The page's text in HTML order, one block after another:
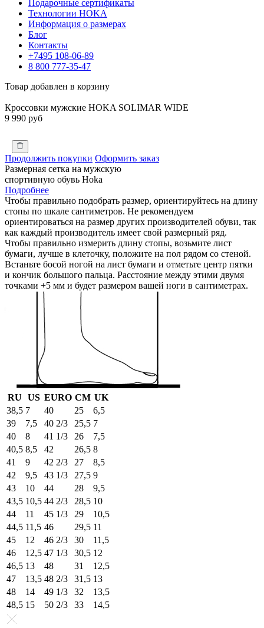
Подарочные сертификаты
Технологии HOKA
Информация о размерах
Блог
Контакты
+7495 108-06-89
8 800 777-35-47
Товар добавлен в корзину
Кроссовки мужские HOKA SOLIMAR WIDE
9 990 руб
Продолжить покупки Оформить заказ
Размерная сетка на мужскую
спортивную обувь Hoka
Подробнее
Чтобы правильно подобрать размер, ориентируйтесь на длину
стопы по шкале сантиметров. Не рекомендуем
ориентироваться на размер других производителей обуви, так
как каждый производитель имеет свой размерный ряд.
Чтобы правильно измерить длину стопы, возьмите лист
бумаги, лучше в клеточку, положите на пол рядом со стеной.
Встаньте босой ногой на лист бумаги и отметьте центр пятки
и кончик большого пальца. Расстояние между этими двумя
точками +5 мм и будет размером вашей ноги в сантиметрах.
RU US EURO СМ UK
38,5 7 40 25
6,5
39
7,5 40 2/3 25,5 7
40
8 41 1/3 26
7,5
40,5 8,5 42 26,5 8
41
9 42 2/3 27
8,5
42
9,5 43 1/3 27,5 9
43
10 44 28
9,5
43,5 10,5 44 2/3 28,5 10
44
11 45 1/3 29
10,5
44,5 11,5 46 29,5 11
45
12 46 2/3 30
11,5
46
12,5 47 1/3 30,5 12
46,5 13 48 31
12,5
47
13,5 48 2/3 31,5 13
48
14 49 1/3 32
13,5
48,5 15 50 2/3 33 14,5